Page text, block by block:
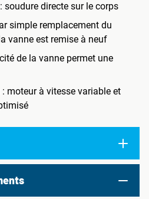
soudure directe sur le corps
simple remplacement du
vanne est remise à neuf
de la vanne permet une
moteur à vitesse variable et